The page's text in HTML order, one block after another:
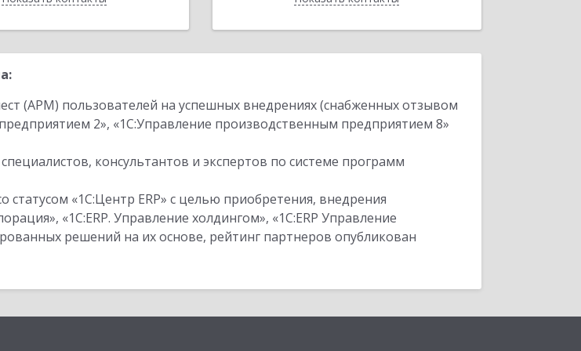
(АРМ) пользователей на успешных внедрениях (снабженных отзывом
2», «1С:Управление производственным предприятием 8»
консультантов и экспертов по системе программ
«1С:Центр ERP» с целью приобретения, внедрения
«1С:ERP. Управление холдингом», «1С:ERP Управление
решений на их основе, рейтинг партнеров опубликован